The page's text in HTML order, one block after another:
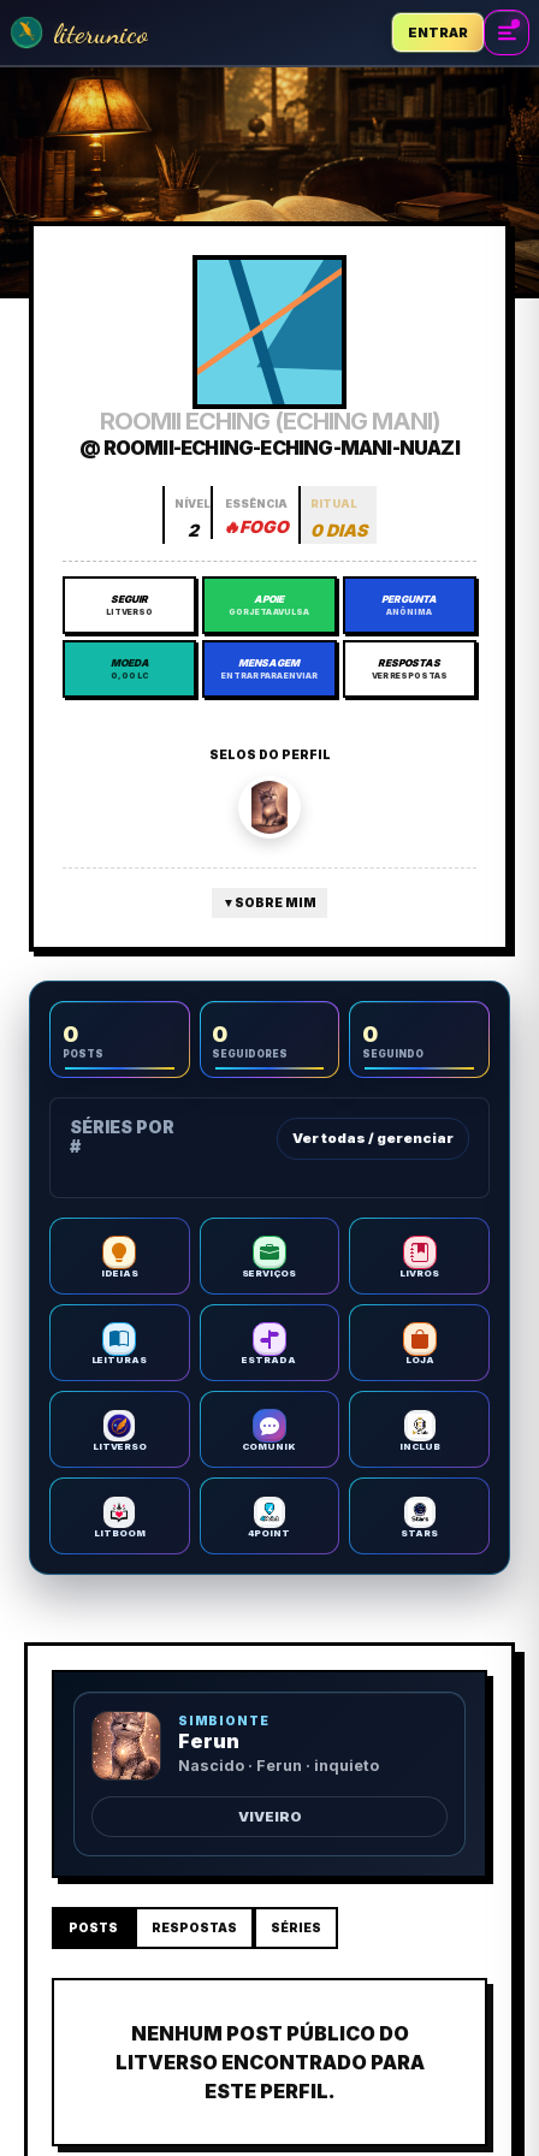
literunico ENTRAR
ROOMII ECHING (ECHING MANI)
@ ROOMII-ECHING-ECHING-MANI-NUAZI
NÍVEL
2
ESSÊNCIA
🔥FOGO
RITUAL
0 DIAS
SEGUIR
LITVERSO
APOIE
GORJETA AVULSA
PERGUNTA
ANÔNIMA
MOEDA
0,00 LC
MENSAGEM
ENTRAR PARA ENVIAR
RESPOSTAS
VER RESPOSTAS
SELOS DO PERFIL
▼ SOBRE MIM
0
POSTS
0
SEGUIDORES
0
SEGUINDO
SÉRIES POR
#
Ver todas / gerenciar
IDEIAS SERVIÇOS LIVROS
LEITURAS ESTRADA LOJA
LITVERSO COMUNIK INCLUB
LITBOOM 4POINT STARS
SIMBIONTE
Ferun
Nascido · Ferun · inquieto
VIVEIRO
POSTS RESPOSTAS SÉRIES
NENHUM POST PÚBLICO DO
LITVERSO ENCONTRADO PARA
ESTE PERFIL.